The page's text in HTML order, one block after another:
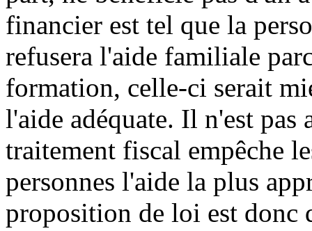
financier est tel que la
refusera l'aide familiale
formation, celle-ci serait
l'aide adéquate. Il n'est pas
traitement fiscal empêche
personnes l'aide la plus
proposition de loi est donc